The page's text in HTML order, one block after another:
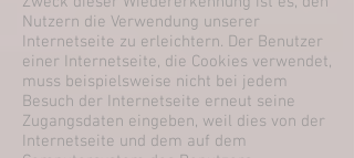
Nutzern die Verwendung unserer
Internetseite zu erleichtern. Der Benutzer
einer Internetseite, die Cookies verwendet,
muss beispielsweise nicht bei jedem
Besuch der Internetseite erneut seine
Zugangsdaten eingeben, weil dies von der
Internetseite und dem auf dem